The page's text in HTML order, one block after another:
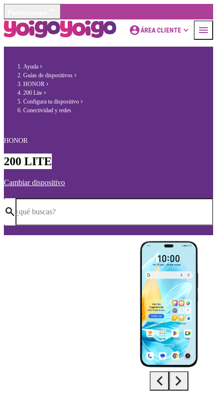
ÁREA CLIENTE
Ayuda
Guías de dispositivos
HONOR
200 Lite
Configura tu dispositivo
Conectividad y redes
HONOR
200 LITE
Cambiar dispositivo
¿qué buscas?